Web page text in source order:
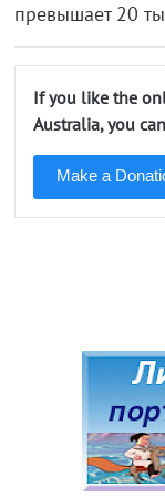
превышает 20
If you like the
Australia, you
Make a